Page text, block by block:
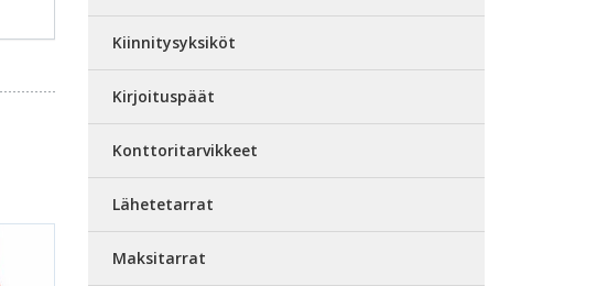
Kiinnitysyksiköt
Kirjoituspäät
Konttoritarvikkeet
Lähetetarrat
Maksitarrat